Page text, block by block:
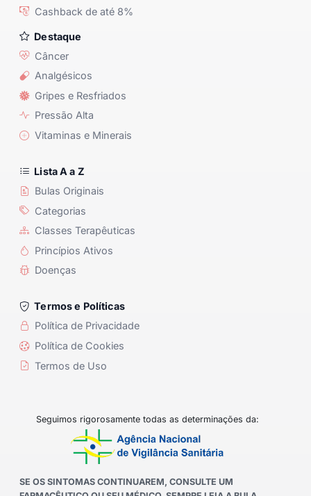
Cashback de até 8%
Destaque
Câncer
Analgésicos
Gripes e Resfriados
Pressão Alta
Vitaminas e Minerais
Lista A a Z
Bulas Originais
Categorias
Classes Terapêuticas
Princípios Ativos
Doenças
Termos e Políticas
Política de Privacidade
Política de Cookies
Termos de Uso
Seguimos rigorosamente todas as determinações da:
SE OS SINTOMAS CONTINUAREM, CONSULTE UM